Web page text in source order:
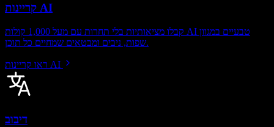
קריינות AI
קבלו מציאותיות בלי תחרות עם מעל 1,000 קולות AI טבעיים במגוון
שפות, ניבים ומבטאים שמחיים כל תוכן.
ראו קריינות AI
דיבוב